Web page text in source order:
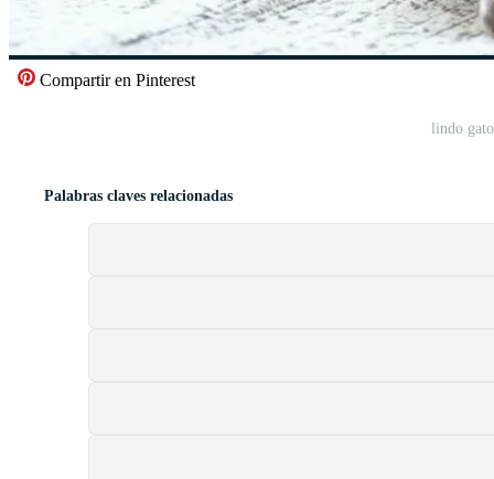
Compartir en Pinterest
lindo
Palabras claves relacionadas